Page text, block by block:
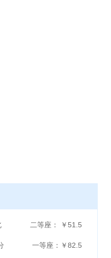
二等座： ￥51.5
一等座： ￥82.5